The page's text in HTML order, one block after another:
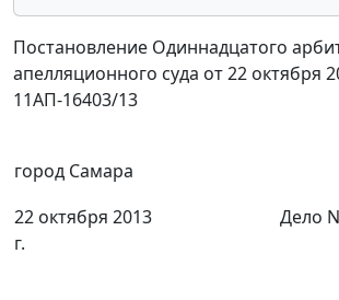
Постановление Одиннадцатого
апелляционного суда от 22 октября
11АП-16403/13
город Самара
22 октября 2013
г.
Дело